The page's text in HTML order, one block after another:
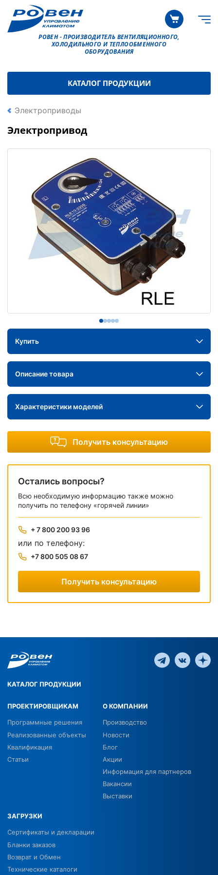
РОВЕН - ПРОИЗВОДИТЕЛЬ ВЕНТИЛЯЦИОННОГО,
ХОЛОДИЛЬНОГО И ТЕПЛООБМЕННОГО
ОБОРУДОВАНИЯ
КАТАЛОГ ПРОДУКЦИИ
Электроприводы
Электропривод
Купить
Описание товара
Характеристики моделей
Получить консультацию
Остались вопросы?
Всю необходимую информацию также можно
получить по телефону «горячей линии»
+ 7 800 200 93 96
или по телефону:
+7 800 505 08 67
Получить консультацию
КАТАЛОГ ПРОДУКЦИИ
ПРОЕКТИРОВЩИКАМ
Программные решения
Реализованные объекты
Квалификация
Статьи
О КОМПАНИИ
Производство
Новости
Блог
Акции
Информация для партнеров
Вакансии
Выставки
ЗАГРУЗКИ
Сертификаты и декларации
Бланки заказов
Возврат и Обмен
Технические каталоги